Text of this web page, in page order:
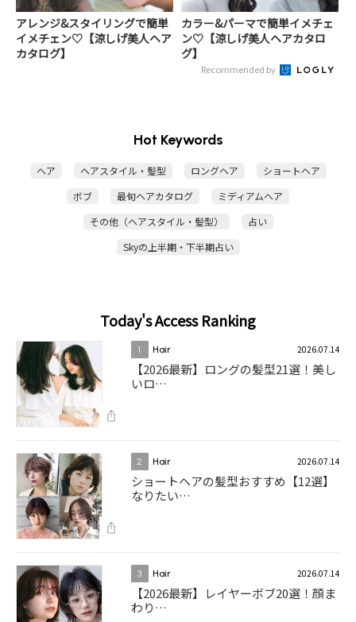
アレンジ&スタイリングで簡単
イメチェン♡【涼しげ美人ヘア
カタログ】
カラー&パーマで簡単イメチェ
ン♡【涼しげ美人ヘアカタロ
グ】
Recommended by
Hot Keywords
ヘア ヘアスタイル・髪型 ロングヘア
ショートヘア
ボブ
最旬ヘアカタログ
ミディアムヘア
その他（ヘアスタイル・髪型）
占い
Skyの上半期・下半期占い
Today's Access Ranking
1 Hair 2026.07.14
【2026最新】ロングの髪型21選！美し
いロ…
2 Hair 2026.07.14
ショートヘアの髪型おすすめ【12選】
なりたい…
3 Hair 2026.07.14
【2026最新】レイヤーボブ20選！顔ま
わり…